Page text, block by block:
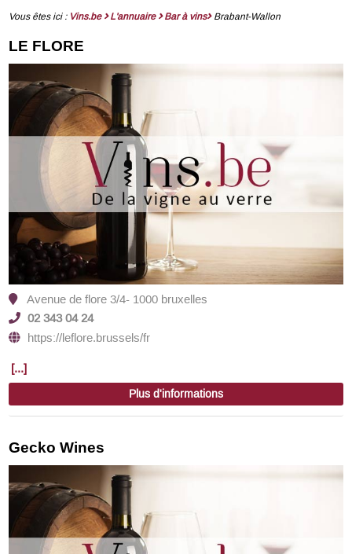
Vous êtes ici : Vins.be L'annuaire Bar à vins Brabant-Wallon
LE FLORE
Avenue de flore 3/4- 1000 bruxelles
02 343 04 24
https://leflore.brussels/fr
[...]
Plus d'informations
Gecko Wines